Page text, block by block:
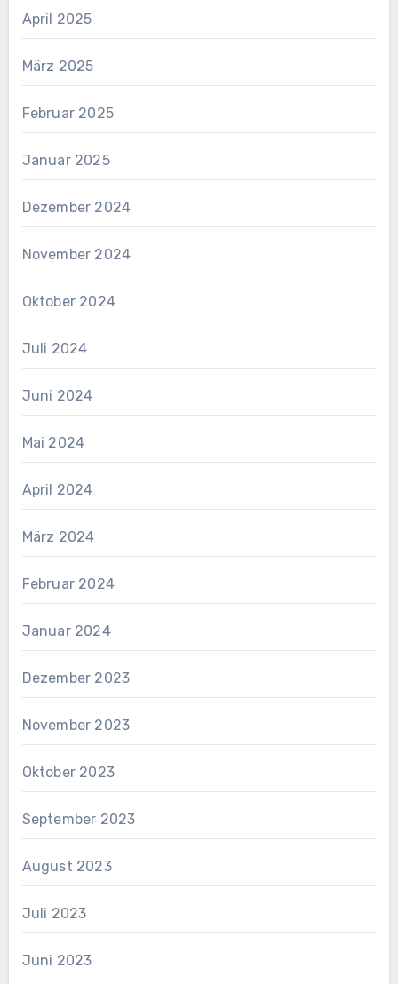
April 2025
März 2025
Februar 2025
Januar 2025
Dezember 2024
November 2024
Oktober 2024
Juli 2024
Juni 2024
Mai 2024
April 2024
März 2024
Februar 2024
Januar 2024
Dezember 2023
November 2023
Oktober 2023
September 2023
August 2023
Juli 2023
Juni 2023